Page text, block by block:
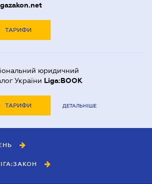
ТАРИФИ
юридичний
України Liga:BOOK
ТАРИФИ ДЕТАЛЬНІШЕ